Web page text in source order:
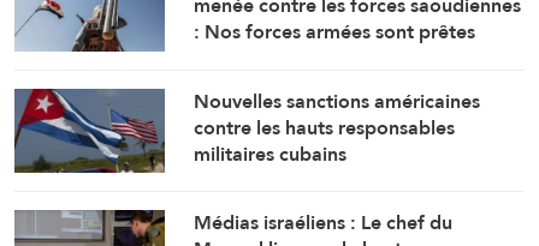
: Nos forces armées sont prêtes
Nouvelles sanctions américaines
contre les hauts responsables
militaires cubains
Médias israéliens : Le chef du